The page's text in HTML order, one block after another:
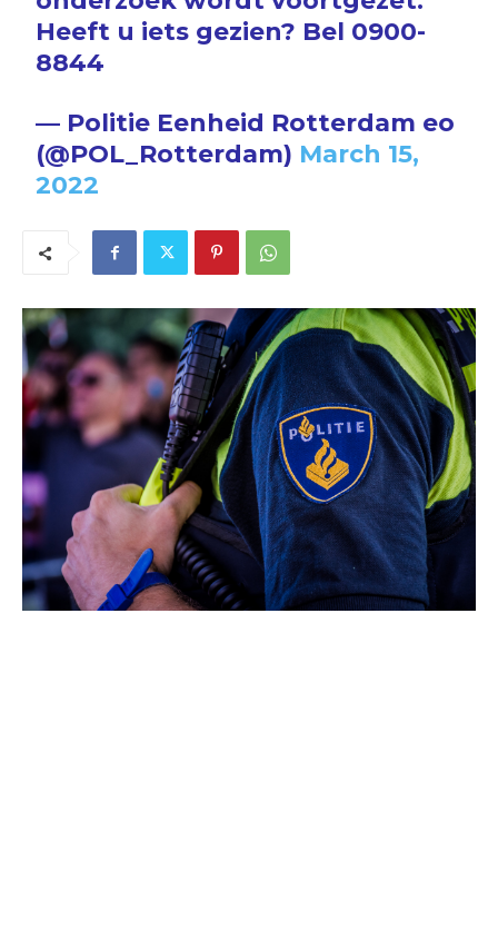
Heeft u iets gezien? Bel 0900-
8844
— Politie Eenheid Rotterdam eo
(@POL_Rotterdam) March 15,
2022